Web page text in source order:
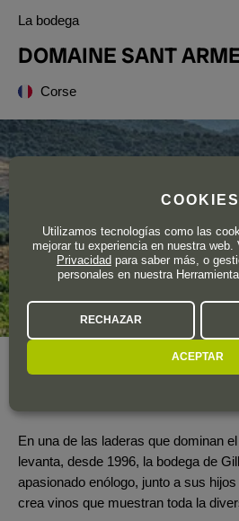
La bodega
DOMAINE SANT
Corse
En una de las laderas que dominan
levanta, desde 1996, la bodega de
apasionado enólogo, junto a sus
crea vinos que muestran toda la
COOKIES
Utilizamos tecnologías como las
mejorar tu experiencia en nuestra web.
Privacidadpara saber más, o
personales en nuestra
RECHAZAR
ACEPTAR